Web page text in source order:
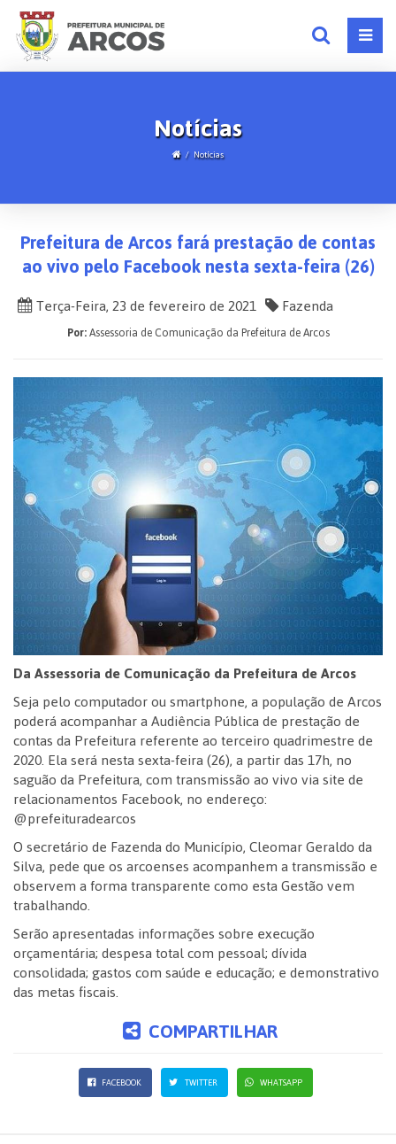
Notícias
Notícias
Prefeitura de Arcos fará prestação de contas
ao vivo pelo Facebook nesta sexta-feira (26)
Terça-Feira, 23 de fevereiro de 2021 Fazenda
Por:Assessoria de Comunicação da Prefeitura de Arcos
Da Assessoria de Comunicação da Prefeitura de Arcos
Seja pelo computador ou smartphone, a população de Arcos
poderá acompanhar a Audiência Pública de prestação de
contas da Prefeitura referente ao terceiro quadrimestre de
2020. Ela será nesta sexta-feira (26), a partir das 17h, no
saguão da Prefeitura, com transmissão ao vivo via site de
relacionamentos Facebook, no endereço:
@prefeituradearcos
O secretário de Fazenda do Município, Cleomar Geraldo da
Silva, pede que os arcoenses acompanhem a transmissão e
observem a forma transparente como esta Gestão vem
trabalhando.
Serão apresentadas informações sobre execução
orçamentária; despesa total com pessoal; dívida
consolidada; gastos com saúde e educação; e demonstrativo
das metas fiscais.
COMPARTILHAR
FACEBOOK TWITTER WHATSAPP